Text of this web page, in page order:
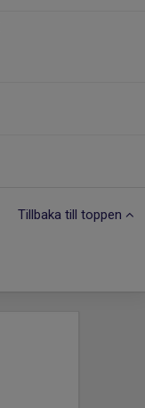
Tillbaka till toppen